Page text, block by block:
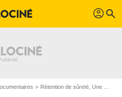
profil search
Rétention de sûreté, Une peine infinie